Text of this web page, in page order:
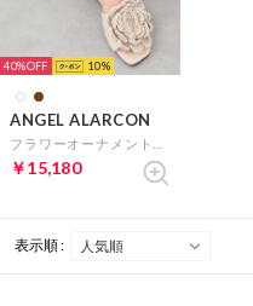
40% 10
ANGEL ALARCON
￥15,180
表示順 :